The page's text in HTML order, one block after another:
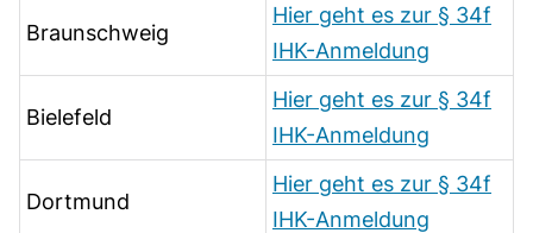
Braunschweig
Hier geht es zur § 34f
IHK-Anmeldung
Bielefeld
Hier geht es zur § 34f
IHK-Anmeldung
Dortmund
Hier geht es zur § 34f
IHK-Anmeldung